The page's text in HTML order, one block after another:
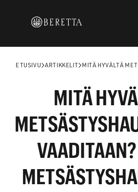
ETUSIVU ARTIKKELIT MITÄ HYVÄLTÄ
MITÄ